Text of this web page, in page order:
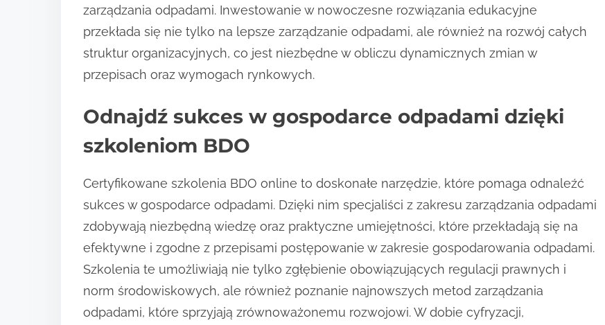
zarządzania odpadami. Inwestowanie w nowoczesne rozwiązania edukacyjne
przekłada się nie tylko na lepsze zarządzanie odpadami, ale również na rozwój całych
struktur organizacyjnych, co jest niezbędne w obliczu dynamicznych zmian w
przepisach oraz wymogach rynkowych.
Odnajdź sukces w gospodarce odpadami dzięki
szkoleniom BDO
Certyfikowane szkolenia BDO online to doskonałe narzędzie, które pomaga odnaleźć
sukces w gospodarce odpadami. Dzięki nim specjaliści z zakresu zarządzania odpadami
zdobywają niezbędną wiedzę oraz praktyczne umiejętności, które przekładają się na
efektywne i zgodne z przepisami postępowanie w zakresie gospodarowania odpadami.
Szkolenia te umożliwiają nie tylko zgłębienie obowiązujących regulacji prawnych i
norm środowiskowych, ale również poznanie najnowszych metod zarządzania
odpadami, które sprzyjają zrównoważonemu rozwojowi. W dobie cyfryzacji,